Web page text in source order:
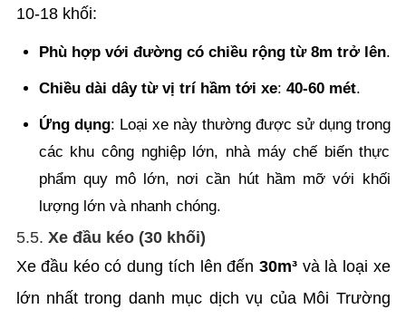
10-18 khối:
Phù hợp với đường có chiều rộng từ 8m trở lên.
Chiều dài dây từ vị trí hầm tới xe: 40-60 mét.
Ứng dụng: Loại xe này thường được sử dụng trong
các khu công nghiệp lớn, nhà máy chế biến thực
phẩm quy mô lớn, nơi cần hút hầm mỡ với khối
lượng lớn và nhanh chóng.
5.5. Xe đầu kéo (30 khối)
Xe đầu kéo có dung tích lên đến 30m³và là loại xe
lớn nhất trong danh mục dịch vụ của Môi Trường